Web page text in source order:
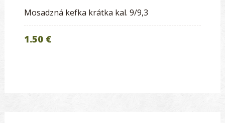
Mosadzná kefka krátka kal. 9/9,3
1.50 €